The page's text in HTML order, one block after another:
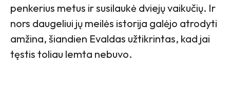
penkerius metus ir susilaukė dviejų vaikučių. Ir
nors daugeliui jų meilės istorija galėjo atrodyti
amžina, šiandien Evaldas užtikrintas, kad jai
tęstis toliau lemta nebuvo.